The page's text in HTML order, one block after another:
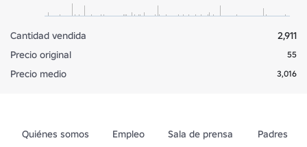
Cantidad vendida
2,911
Precio original
55
Precio medio 3,016
Quiénes somos Empleo Sala de prensa Padres